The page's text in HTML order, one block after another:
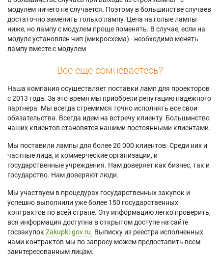
модулем ничего не случается. Поэтому в большинстве случаев
достаточно заменить только лампу. Цена на голые лампы
ниже, но лампу с модулем проще поменять. В случае, если на
модуле установлен чип (микросхема) - необходимо менять
лампу вместе с модулем
Все еще сомневаетесь?
Наша компания осуществляет поставки ламп для проекторов
с 2013 года. За это время мы приобрели репутацию надежного
партнера. Мы всегда стремимся точно исполнять все свои
обязательства. Всегда идем на встречу клиенту. Большинство
наших клиентов становятся нашими постоянными клиентами.
Мы поставили лампы для более 20 000 клиентов. Среди них и
частные лица, и коммерческие организации, и
государственные учреждения. Нам доверяет как бизнес, так и
государство. Нам доверяют люди.
Мы участвуем в процедурах государственных закупок и
успешно выполнили уже более 150 государственных
контрактов по всей стране. Эту информацию легко проверить,
вся информация доступна в открытом доступе на сайте
госзакупок Zakupki.gov.ru. Выписку из реестра исполненных
нами контрактов мы по запросу можем предоставить всем
заинтересованным лицам.